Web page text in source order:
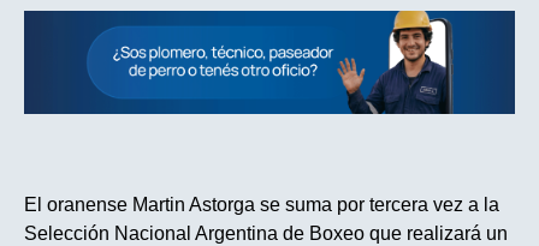
El oranense Martin Astorga se suma por tercera vez a la
Selección Nacional Argentina de Boxeo que realizará un